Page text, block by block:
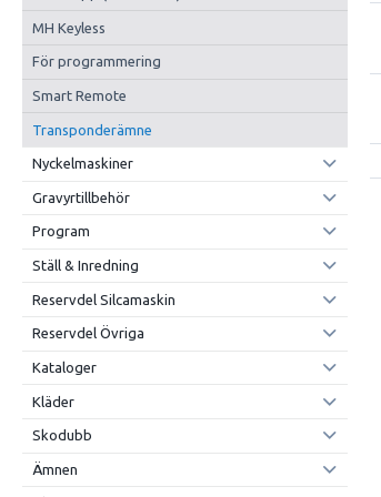
MH Keyless
För programmering
Smart Remote
Transponderämne
Nyckelmaskiner
Gravyrtillbehör
Program
Ställ & Inredning
Reservdel Silcamaskin
Reservdel Övriga
Kataloger
Kläder
Skodubb
Ämnen